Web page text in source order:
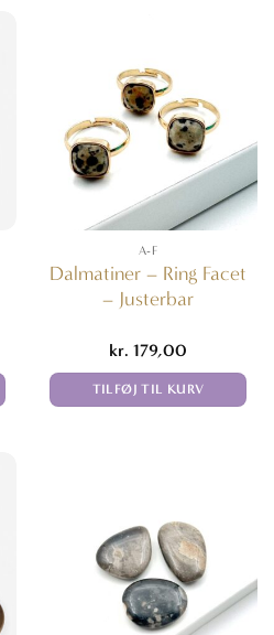
A-F
Dalmatiner – Ring Facet
– Justerbar
kr. 179,00
TILFØJ TIL KURV